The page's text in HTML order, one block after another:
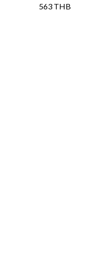
563 THB